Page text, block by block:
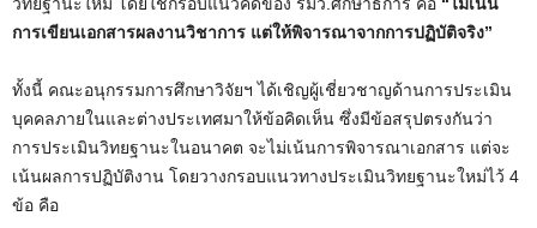
การเขียนเอกสารผลงานวิชาการ แต่ให้พิจารณาจากการปฏิบัติจริง”
ทั้งนี้ คณะอนุกรรมการศึกษาวิจัยฯ ได้เชิญผู้เชี่ยวชาญด้านการประเมิน
บุคคลภายในและต่างประเทศมาให้ข้อคิดเห็น ซึ่งมีข้อสรุปตรงกันว่า
การประเมินวิทยฐานะในอนาคต จะไม่เน้นการพิจารณาเอกสาร แต่จะ
เน้นผลการปฏิบัติงาน โดยวางกรอบแนวทางประเมินวิทยฐานะใหม่ไว้ 4
ข้อ คือ